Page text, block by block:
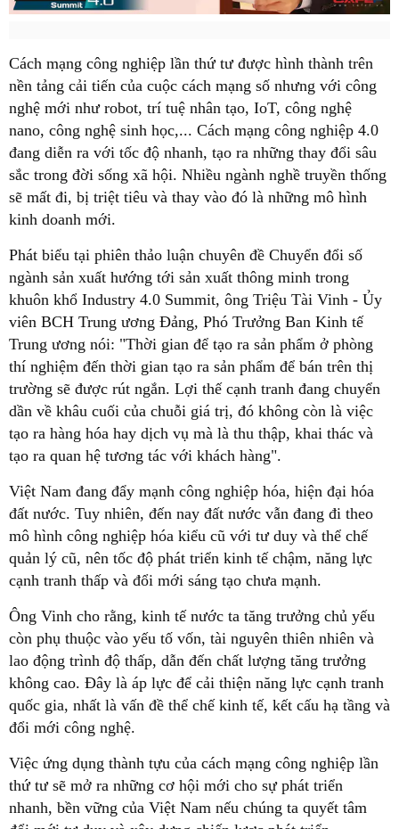
Cách mạng công nghiệp lần thứ tư được hình thành trên
nền tảng cải tiến của cuộc cách mạng số nhưng với công
nghệ mới như robot, trí tuệ nhân tạo, IoT, công nghệ
nano, công nghệ sinh học,... Cách mạng công nghiệp 4.0
đang diễn ra với tốc độ nhanh, tạo ra những thay đổi sâu
sắc trong đời sống xã hội. Nhiều ngành nghề truyền thống
sẽ mất đi, bị triệt tiêu và thay vào đó là những mô hình
kinh doanh mới.
Phát biểu tại phiên thảo luận chuyên đề Chuyển đổi số
ngành sản xuất hướng tới sản xuất thông minh trong
khuôn khổ Industry 4.0 Summit, ông Triệu Tài Vinh - Ủy
viên BCH Trung ương Đảng, Phó Trưởng Ban Kinh tế
Trung ương nói: "Thời gian để tạo ra sản phẩm ở phòng
thí nghiệm đến thời gian tạo ra sản phẩm để bán trên thị
trường sẽ được rút ngắn. Lợi thế cạnh tranh đang chuyển
dần về khâu cuối của chuỗi giá trị, đó không còn là việc
tạo ra hàng hóa hay dịch vụ mà là thu thập, khai thác và
tạo ra quan hệ tương tác với khách hàng".
Việt Nam đang đẩy mạnh công nghiệp hóa, hiện đại hóa
đất nước. Tuy nhiên, đến nay đất nước vẫn đang đi theo
mô hình công nghiệp hóa kiểu cũ với tư duy và thể chế
quản lý cũ, nên tốc độ phát triển kinh tế chậm, năng lực
cạnh tranh thấp và đổi mới sáng tạo chưa mạnh.
Ông Vinh cho rằng, kinh tế nước ta tăng trưởng chủ yếu
còn phụ thuộc vào yếu tố vốn, tài nguyên thiên nhiên và
lao động trình độ thấp, dẫn đến chất lượng tăng trưởng
không cao. Đây là áp lực để cải thiện năng lực cạnh tranh
quốc gia, nhất là vấn đề thể chế kinh tế, kết cấu hạ tầng và
đổi mới công nghệ.
Việc ứng dụng thành tựu của cách mạng công nghiệp lần
thứ tư sẽ mở ra những cơ hội mới cho sự phát triển
nhanh, bền vững của Việt Nam nếu chúng ta quyết tâm